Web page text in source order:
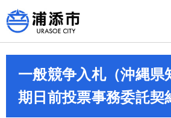
一般競争入札（沖縄県
期日前投票事務委託契